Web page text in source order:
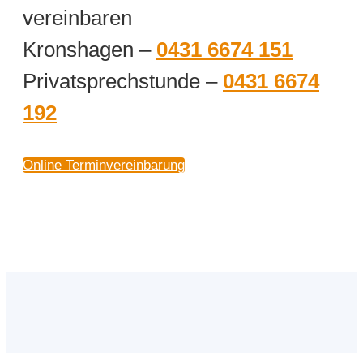
vereinbaren
Kronshagen – 0431 6674 151
Privatsprechstunde – 0431 6674
192
Online Terminvereinbarung